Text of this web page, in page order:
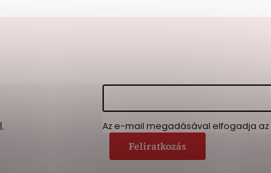
Az e-mail megadásával elfogadja az
Feliratkozás